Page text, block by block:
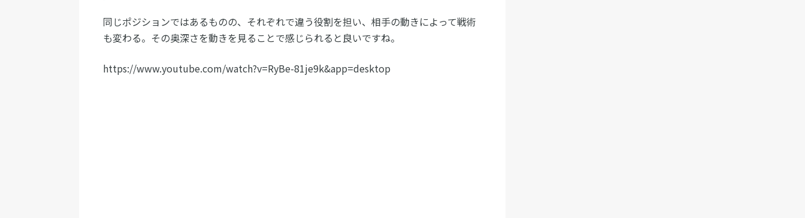
同じポジションではあるものの、それぞれで違う役割を担い、相手の動きによって戦術
も変わる。その奥深さを動きを見ることで感じられると良いですね。
https://www.youtube.com/watch?v=RyBe-81je9k&app=desktop